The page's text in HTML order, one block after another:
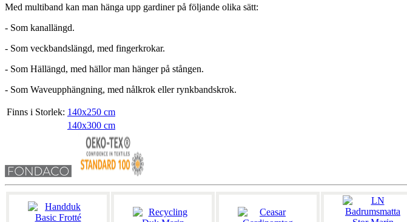
Med multiband kan man hänga upp gardiner på följande olika sätt:
- Som kanallängd.
- Som veckbandslängd, med fingerkrokar.
- Som Hällängd, med hällor man hänger på stången.
- Som Waveupphängning, med nålkrok eller rynkbandskrok.
Finns i Storlek: 140x250 cm
140x300 cm